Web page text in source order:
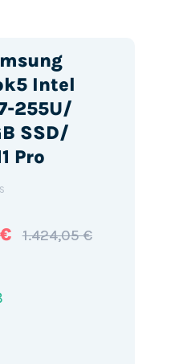
Intel
255U/
SSD/
Pro
1.424,05 €